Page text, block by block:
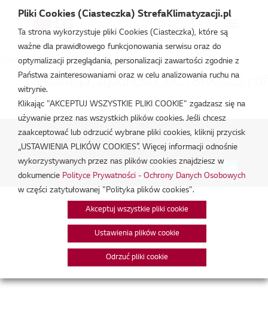
Strefa Klimatyzacji /S3UM18KL1MA / DC18RK.UL2
Deklaracja_zgodnosci_DC18RK.UL2.pdf
lut 18, 2026
Polityka Prywatności - Ochrona danych osobowych.|
Zarządzaj zgodami na pliki cookie
Połącz:
Pliki Cookies (Ciasteczka) StrefaKlimatyzacji.pl
Ta strona wykorzystuje pliki Cookies (Ciasteczka), które są
ważne dla prawidłowego funkcjonowania serwisu oraz do
optymalizacji przeglądania, personalizacji zawartości zgodnie z
Państwa zainteresowaniami oraz w celu analizowania ruchu na
witrynie.
Klikając "AKCEPTUJ WSZYSTKIE PLIKI COOKIE" zgadzasz się na
używanie przez nas wszystkich plików cookies. Jeśli chcesz
zaakceptować lub odrzucić wybrane pliki cookies, kliknij przycisk
„USTAWIENIA PLIKÓW COOKIES”. Więcej informacji odnośnie
wykorzystywanych przez nas plików cookies znajdziesz w
dokumencie Polityce Prywatności - Ochrony Danych Osobowych
w części zatytułowanej "Polityka plików cookies".
Akceptuj wszystkie pliki cookie
Ustawienia plików cookie
Odrzuć pliki cookie